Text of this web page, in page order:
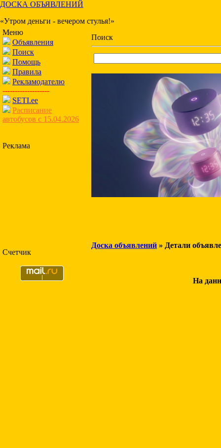
ДОСКА ОБЪЯВЛЕНИЙ
«Утром деньги - вечером стулья!»
Меню
Объявления
Поиск
Помощь
Правила
Рекламодателю
-------------------
SETI.ee
Расписание
автобусов с 15.04.2026
Реклама
Счетчик
Поиск
Доска объявлений » Детали
На